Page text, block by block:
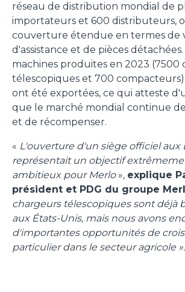
réseau de distribution mondial de
importateurs et 600 distributeurs,
couverture étendue en termes de
d'assistance et de pièces
machines produites en 2023 (7500
télescopiques et 700
ont été exportées, ce qui atteste
que le marché mondial continue
et de récompenser.
« L'ouverture d'un siège officiel aux
représentait un objectif
ambitieux pour Merlo», explique
président et PDG du groupe
chargeurs télescopiques sont déjà
aux États-Unis, mais nous avons
d'importantes opportunités de
particulier dans le secteur agricole ».